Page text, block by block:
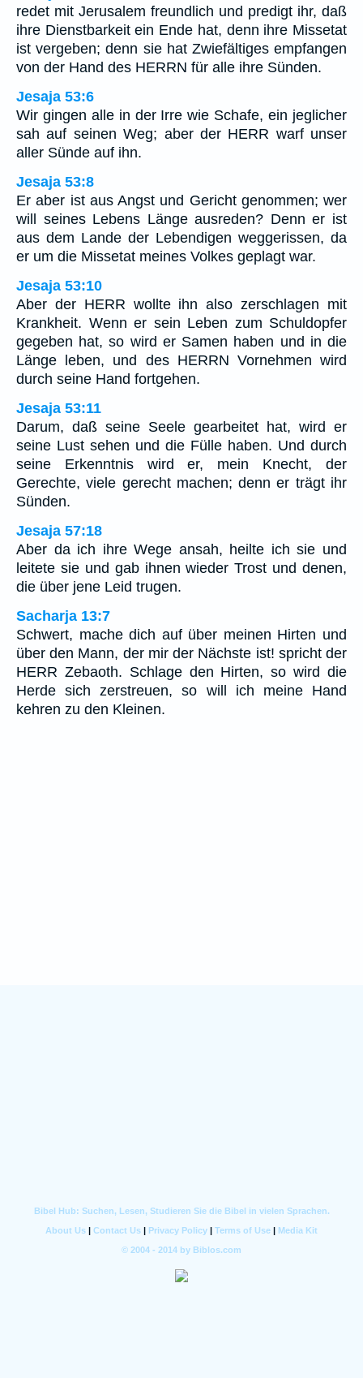
redet mit Jerusalem freundlich und predigt ihr, daß
ihre Dienstbarkeit ein Ende hat, denn ihre Missetat
ist vergeben; denn sie hat Zwiefältiges empfangen
von der Hand des HERRN für alle ihre Sünden.
Jesaja 53:6
Wir gingen alle in der Irre wie Schafe, ein jeglicher
sah auf seinen Weg; aber der HERR warf unser
aller Sünde auf ihn.
Jesaja 53:8
Er aber ist aus Angst und Gericht genommen; wer
will seines Lebens Länge ausreden? Denn er ist
aus dem Lande der Lebendigen weggerissen, da
er um die Missetat meines Volkes geplagt war.
Jesaja 53:10
Aber der HERR wollte ihn also zerschlagen mit
Krankheit. Wenn er sein Leben zum Schuldopfer
gegeben hat, so wird er Samen haben und in die
Länge leben, und des HERRN Vornehmen wird
durch seine Hand fortgehen.
Jesaja 53:11
Darum, daß seine Seele gearbeitet hat, wird er
seine Lust sehen und die Fülle haben. Und durch
seine Erkenntnis wird er, mein Knecht, der
Gerechte, viele gerecht machen; denn er trägt ihr
Sünden.
Jesaja 57:18
Aber da ich ihre Wege ansah, heilte ich sie und
leitete sie und gab ihnen wieder Trost und denen,
die über jene Leid trugen.
Sacharja 13:7
Schwert, mache dich auf über meinen Hirten und
über den Mann, der mir der Nächste ist! spricht der
HERR Zebaoth. Schlage den Hirten, so wird die
Herde sich zerstreuen, so will ich meine Hand
kehren zu den Kleinen.